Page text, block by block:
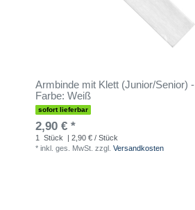
Armbinde mit Klett (Junior/Senior) -
Farbe: Weiß
sofort lieferbar
2,90 € *
1 Stück
| 2,90 € / Stück
* inkl. ges. MwSt. zzgl. Versandkosten